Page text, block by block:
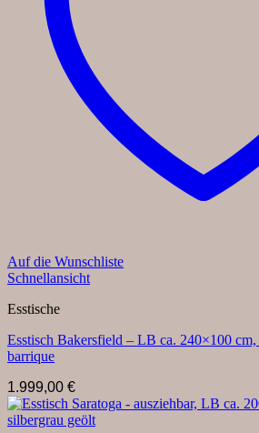
Auf die Wunschliste
Schnellansicht
Esstische
Esstisch Bakersfield – LB ca. 240×100 cm,
barrique
1.999,00 €